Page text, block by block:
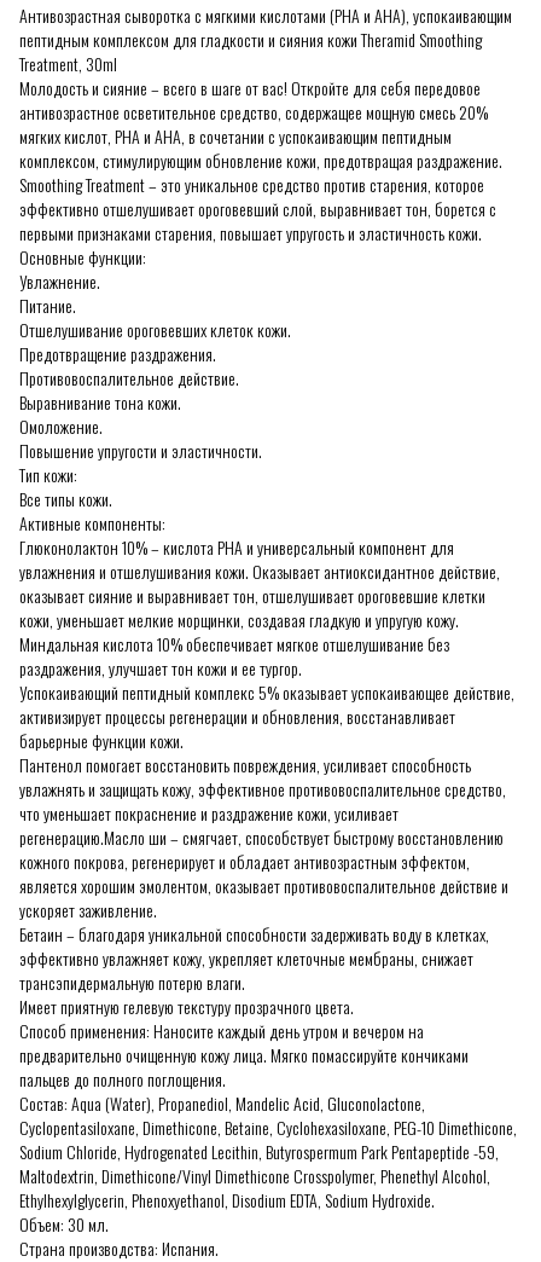
Антивозрастная сыворотка с мягкими кислотами (PHA и AHA), успокаивающим
пептидным комплексом для гладкости и сияния кожи Theramid Smoothing
Treatment, 30ml
Молодость и сияние – всего в шаге от вас! Откройте для себя передовое
антивозрастное осветительное средство, содержащее мощную смесь 20%
мягких кислот, PHA и AHA, в сочетании с успокаивающим пептидным
комплексом, стимулирующим обновление кожи, предотвращая раздражение.
Smoothing Treatment – ​​это уникальное средство против старения, которое
эффективно отшелушивает ороговевший слой, выравнивает тон, борется с
первыми признаками старения, повышает упругость и эластичность кожи.
Основные функции:
Увлажнение.
Питание.
Отшелушивание ороговевших клеток кожи.
Предотвращение раздражения.
Противовоспалительное действие.
Выравнивание тона кожи.
Омоложение.
Повышение упругости и эластичности.
Тип кожи:
Все типы кожи.
Активные компоненты:
Глюконолактон 10% – кислота PHA и универсальный компонент для
увлажнения и отшелушивания кожи. Оказывает антиоксидантное действие,
оказывает сияние и выравнивает тон, отшелушивает ороговевшие клетки
кожи, уменьшает мелкие морщинки, создавая гладкую и упругую кожу.
Миндальная кислота 10% обеспечивает мягкое отшелушивание без
раздражения, улучшает тон кожи и ее тургор.
Успокаивающий пептидный комплекс 5% оказывает успокаивающее действие,
активизирует процессы регенерации и обновления, восстанавливает
барьерные функции кожи.
Пантенол помогает восстановить повреждения, усиливает способность
увлажнять и защищать кожу, эффективное противовоспалительное средство,
что уменьшает покраснение и раздражение кожи, усиливает
регенерацию.Масло ши – смягчает, способствует быстрому восстановлению
кожного покрова, регенерирует и обладает антивозрастным эффектом,
является хорошим эмолентом, оказывает противовоспалительное действие и
ускоряет заживление.
Бетаин – благодаря уникальной способности задерживать воду в клетках,
эффективно увлажняет кожу, укрепляет клеточные мембраны, снижает
трансэпидермальную потерю влаги.
Имеет приятную гелевую текстуру прозрачного цвета.
Способ применения: Наносите каждый день утром и вечером на
предварительно очищенную кожу лица. Мягко помассируйте кончиками
пальцев до полного поглощения.
Состав: Aqua (Water), Propanediol, Mandelic Acid, Gluconolactone,
Cyclopentasiloxane, Dimethicone, Betaine, Cyclohexasiloxane, PEG-10 Dimethicone,
Sodium Chloride, Hydrogenated Lecithin, Butyrospermum Park Pentapeptide -59,
Maltodextrin, Dimethicone/Vinyl Dimethicone Crosspolymer, Phenethyl Alcohol,
Ethylhexylglycerin, Phenoxyethanol, Disodium EDTA, Sodium Hydroxide.
Объем: 30 мл.
Страна производства: Испания.